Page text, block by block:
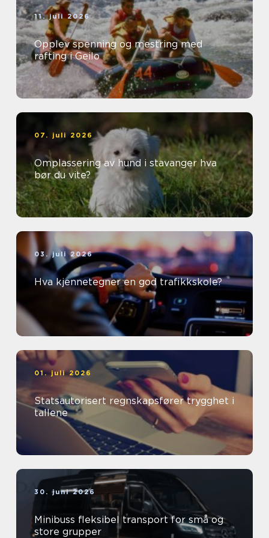
11. juli 2026
Opplev spenning og mestring med
rafting i Geilo
07. juli 2026
Omplassering av hund i stavanger hva
bør du vite?
03. juli 2026
Hva kjennetegner en god trafikkskole?
01. juli 2026
Statsautorisert regnskapsfører trygghet i
tallene
30. juni 2026
Minibuss fleksibel transport for små og
store grupper